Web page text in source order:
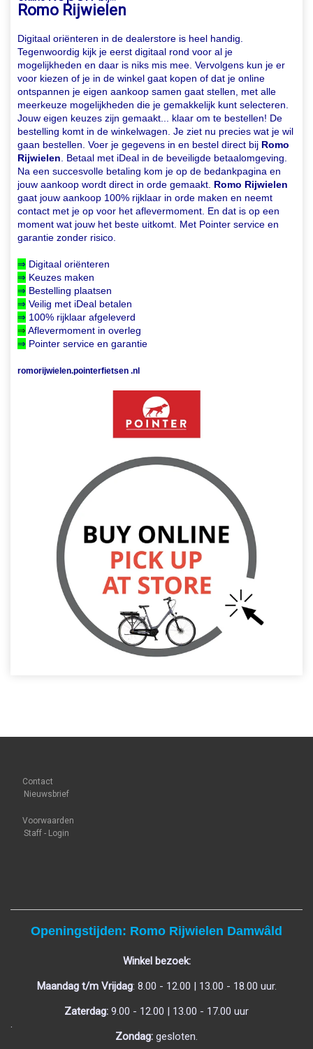
Romo Rijwielen
Digitaal oriënteren in de dealerstore is heel handig.
Tegenwoordig kijk je eerst digitaal rond voor al je
mogelijkheden en daar is niks mis mee. Vervolgens kun je er
voor kiezen of je in de winkel gaat kopen of dat je online
ontspannen je eigen aankoop samen gaat stellen, met alle
meerkeuze mogelijkheden die je gemakkelijk kunt selecteren.
Jouw eigen keuzes zijn gemaakt... klaar om te bestellen! De
bestelling komt in de winkelwagen. Je ziet nu precies wat je wil
gaan bestellen. Voer je gegevens in en bestel direct bij Romo
Rijwielen . Betaal met iDeal in de beveiligde betaalomgeving.
Na een succesvolle betaling kom je op de bedankpagina en
jouw aankoop wordt direct in orde gemaakt. Romo Rijwielen
gaat jouw aankoop 100% rijklaar in orde maken en neemt
contact met je op voor het aflevermoment. En dat is op een
moment wat jouw het beste uitkomt. Met Pointer service en
garantie zonder risico.
⇒ Digitaal oriënteren
⇒ Keuzes maken
⇒ Bestelling plaatsen
⇒ Veilig met iDeal betalen
⇒ 100% rijklaar afgeleverd
⇒ Aflevermoment in overleg
⇒ Pointer service en garantie
romorijwielen.pointerfietsen .nl
Contact
Nieuwsbrief
Voorwaarden
Staff - Login
Openingstijden: Romo Rijwielen Damwâld
Winkel bezoek:
Maandag t/m Vrijdag: 8.00 - 12.00 | 13.00 - 18.00 uur.
Zaterdag: 9.00 - 12.00 | 13.00 - 17.00 uur
.
Zondag: gesloten.